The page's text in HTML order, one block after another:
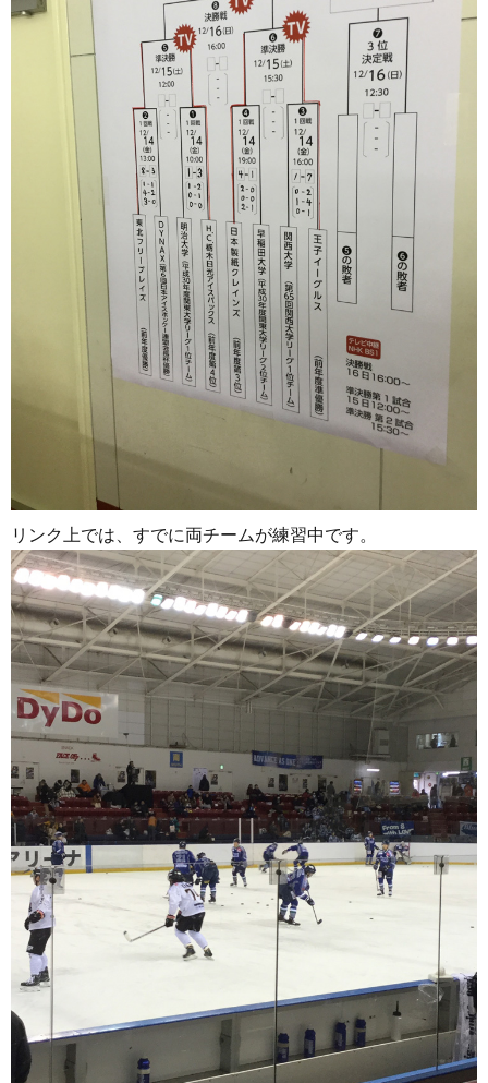
リンク上では、すでに両チームが練習中です。